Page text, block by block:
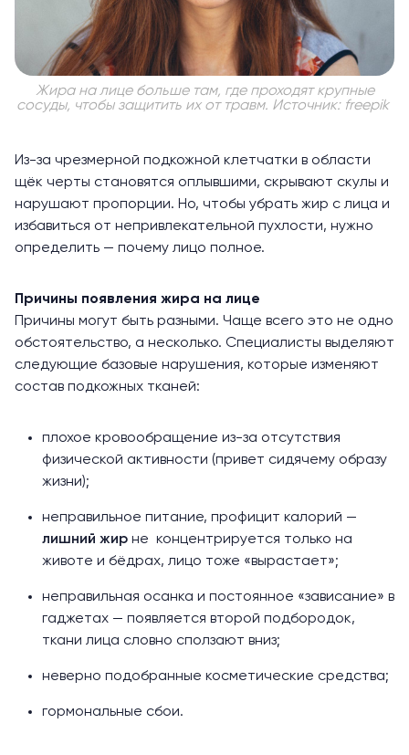
Жира на лице больше там, где проходят крупные
сосуды, чтобы защитить их от травм. Источник: freepik
Из-за чрезмерной подкожной клетчатки в области
щёк черты становятся оплывшими, скрывают скулы и
нарушают пропорции. Но, чтобы убрать жир с лица и
избавиться от непривлекательной пухлости, нужно
определить — почему лицо полное.
Причины появления жира на лице
Причины могут быть разными. Чаще всего это не одно
обстоятельство, а несколько. Специалисты выделяют
следующие базовые нарушения, которые изменяют
состав подкожных тканей:
плохое кровообращение из-за отсутствия
физической активности (привет сидячему образу
жизни);
неправильное питание, профицит калорий —
лишний жир не концентрируется только на
животе и бёдрах, лицо тоже «вырастает»;
неправильная осанка и постоянное «зависание» в
гаджетах — появляется второй подбородок,
ткани лица словно сползают вниз;
неверно подобранные косметические средства;
гормональные сбои.